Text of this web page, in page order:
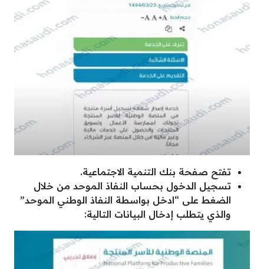
تفتح صفحة بنك التنمية الاجتماعية.
تسجيل الدخول بحساب النفاذ الموحد من خلال
الضغط على “ادخل بواسطة النفاذ الوطني الموحد”
والذي يتطلب إدخال البيانات التالية: